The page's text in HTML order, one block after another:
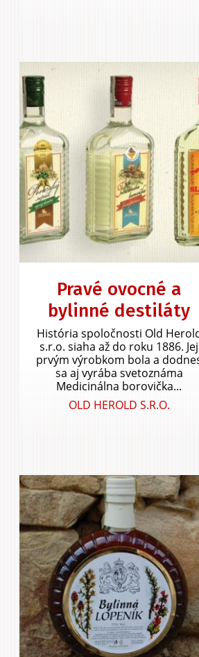
Pravé ovocné a
bylinné destiláty
História spoločnosti Old
s.r.o. siaha až do roku 1886. Jej
prvým výrobkom bola a
sa aj vyrába svetoznáma
Medicinálna borovička...
OLD HEROLD S.R.O.